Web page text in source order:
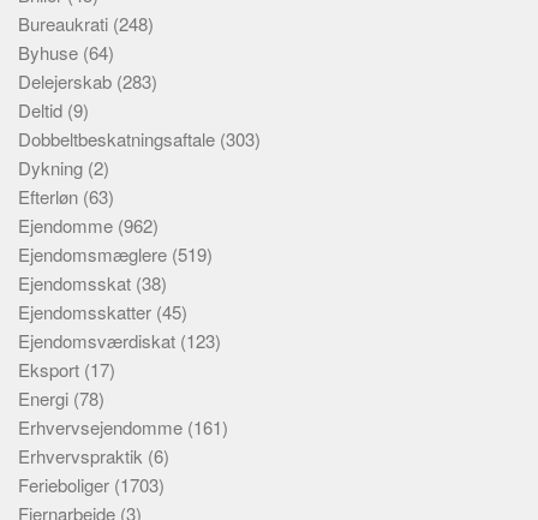
Bureaukrati (248)
Byhuse (64)
Delejerskab (283)
Deltid (9)
Dobbeltbeskatningsaftale (303)
Dykning (2)
Efterløn (63)
Ejendomme (962)
Ejendomsmæglere (519)
Ejendomsskat (38)
Ejendomsskatter (45)
Ejendomsværdiskat (123)
Eksport (17)
Energi (78)
Erhvervsejendomme (161)
Erhvervspraktik (6)
Ferieboliger (1703)
Fjernarbejde (3)